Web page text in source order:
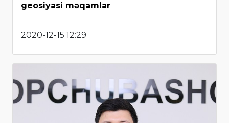
geosiyasi məqamlar
2020-12-15 12:29